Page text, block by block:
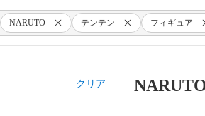
NARUTO テンテン フィギュア
クリア